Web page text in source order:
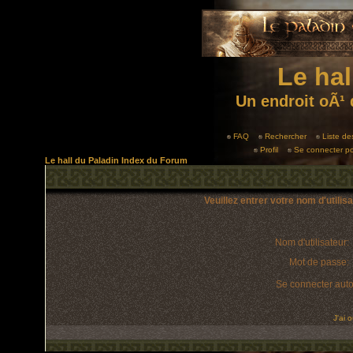
Le
Un endroit
FAQ Rechercher
Liste
Profil
Se connecter
Le hall du Paladin Index du Forum
Veuillez entrer votre nom
Nom d'utilisateur:
Mot de passe:
Se connecter
J'ai